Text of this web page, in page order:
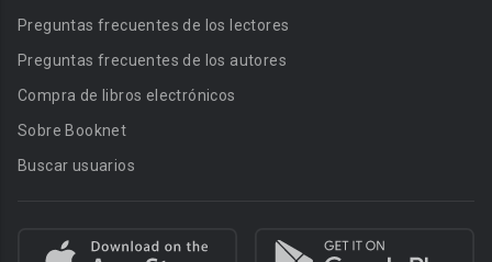
Preguntas frecuentes de los lectores
Preguntas frecuentes de los autores
Compra de libros electrónicos
Sobre Booknet
Buscar usuarios